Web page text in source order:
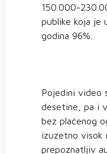
150.000-
publike koja je
godina 96%.
Pojedini video
desetine, pa i
bez plaćenog
izuzetno visok
prepoznatljiv